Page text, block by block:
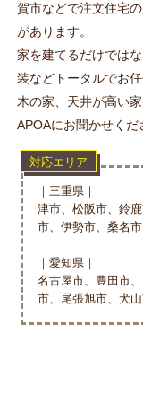
賀市などで注文住宅
があります。
家を建てるだけでは
装などトータルでお
木の家、天井が高い
APOAにお聞かせくだ
対応エリア
｜三重県｜
津市、松阪市、鈴
市、伊勢市、桑名
｜愛知県｜
名古屋市、豊田市
市、尾張旭市、犬